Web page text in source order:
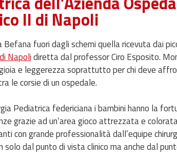
II di Napoli
fuori dagli schemi quella ricevuta dai
Napolidiretta dal professor Ciro Esposito.
e leggerezza soprattutto per chi deve
le corsie di un ospedale.
Pediatrica federiciana i bambini hanno la
grazie ad un’area gioco attrezzata e
con grande professionalità dall’equipe
solo dal punto di vista clinico ma anche dal